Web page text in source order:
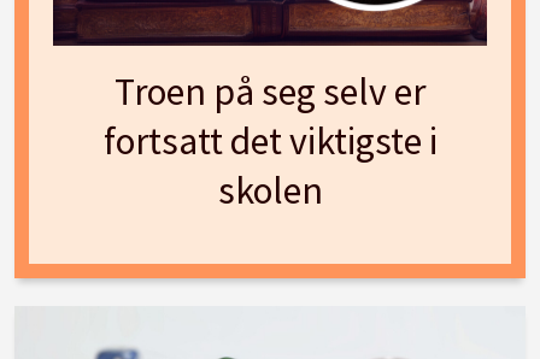
Troen på seg selv er
fortsatt det viktigste i
skolen